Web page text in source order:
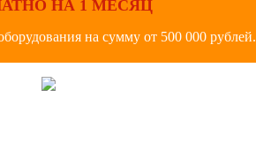
НА 1 МЕСЯЦ
на сумму от 500 000 рублей.